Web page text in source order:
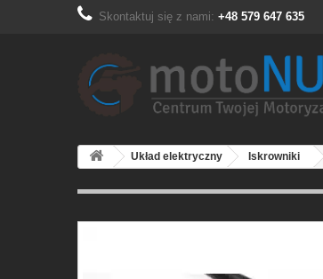
Skontaktuj się z nami: +48 579 647 635
Układ elektryczny Iskrowniki